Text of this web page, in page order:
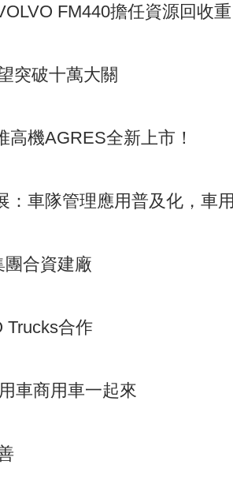
FM440擔任資源回收重
突破十萬大關
機AGRES全新上市！
：車隊管理應用普及化，車用
團合資建廠
Trucks合作
車商用車一起來